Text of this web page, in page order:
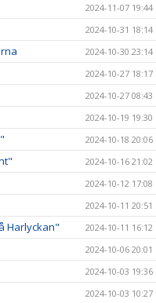
2024-11-07 19:44
2024-10-31 18:14
2024-10-30 23:14
2024-10-27 18:17
2024-10-27 08:43
2024-10-19 19:30
2024-10-18 20:06
2024-10-16 21:02
2024-10-12 17:08
2024-10-11 20:51
Harlyckan" 2024-10-11 16:12
2024-10-06 20:01
2024-10-03 19:36
2024-10-03 10:27